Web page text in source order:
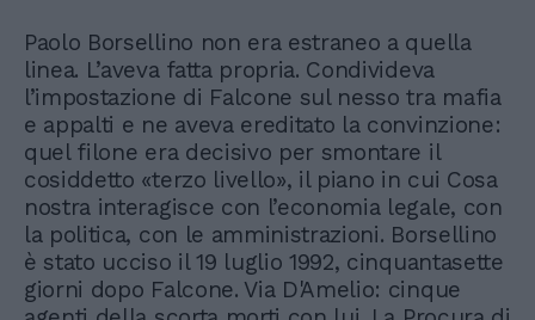
Paolo Borsellino non era estraneo a quella
linea. L’aveva fatta propria. Condivideva
l’impostazione di Falcone sul nesso tra mafia
e appalti e ne aveva ereditato la convinzione:
quel filone era decisivo per smontare il
cosiddetto «terzo livello», il piano in cui Cosa
nostra interagisce con l’economia legale, con
la politica, con le amministrazioni. Borsellino
è stato ucciso il 19 luglio 1992, cinquantasette
giorni dopo Falcone. Via D'Amelio: cinque